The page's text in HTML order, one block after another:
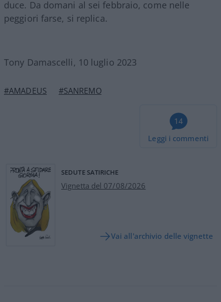
duce. Da domani al sei febbraio, come nelle
peggiori farse, si replica.
Tony Damascelli, 10 luglio 2023
#AMADEUS #SANREMO
14
Leggi i commenti
SEDUTE SATIRICHE
Vignetta del 07/08/2026
Vai all'archivio delle vignette